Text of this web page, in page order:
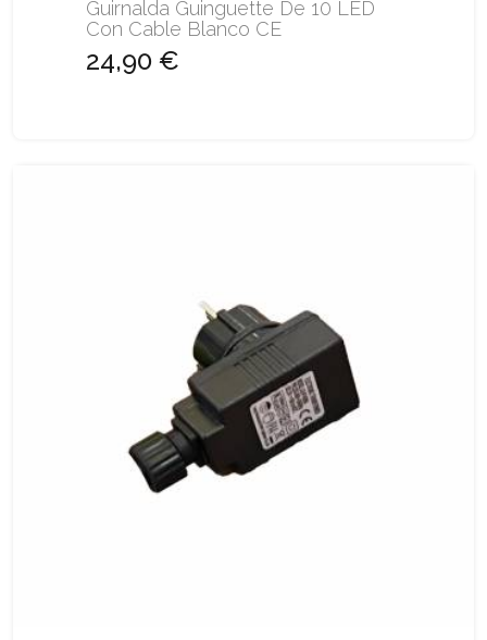
Guirnalda Guinguette De 10 LED
Con Cable Blanco CE
24,90 €